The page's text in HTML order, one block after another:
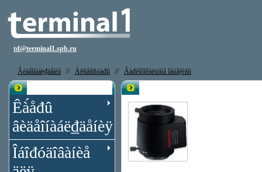
td@terminal1.spb.ru
Âèäåîíàáë₫äåíèå // Àêñåññóàđû // Âàđèîôîêàëüíûå îáúåệèâû
Êà́åđû
âèäåîíàáë₫äåíèÿ
Îáîđóäîâàíèå